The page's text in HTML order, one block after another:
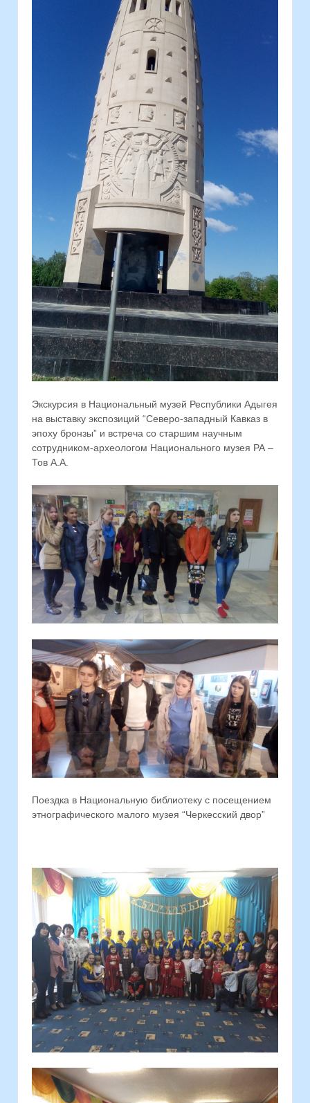
Экскурсия в Национальный музей Республики Адыгея
на выставку экспозиций “Северо-западный Кавказ в
эпоху бронзы” и встреча со старшим научным
сотрудником-археологом Национального музея РА –
Тов А.А.
Поездка в Национальную библиотеку с посещением
этнографического малого музея “Черкесский двор”